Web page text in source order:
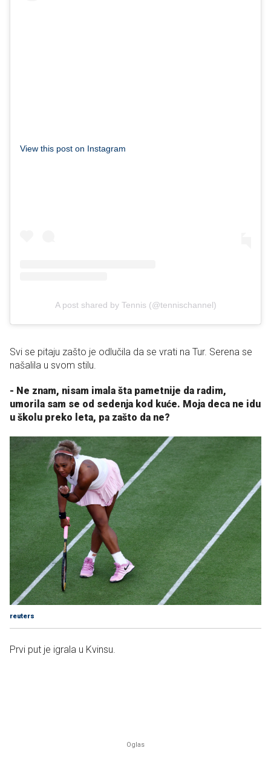
View this post on Instagram
A post shared by Tennis (@tennischannel)
Svi se pitaju zašto je odlučila da se vrati na Tur. Serena se
našalila u svom stilu.
- Ne znam, nisam imala šta pametnije da radim,
umorila sam se od sedenja kod kuće. Moja deca ne idu
u školu preko leta, pa zašto da ne?
reuters
Prvi put je igrala u Kvinsu.